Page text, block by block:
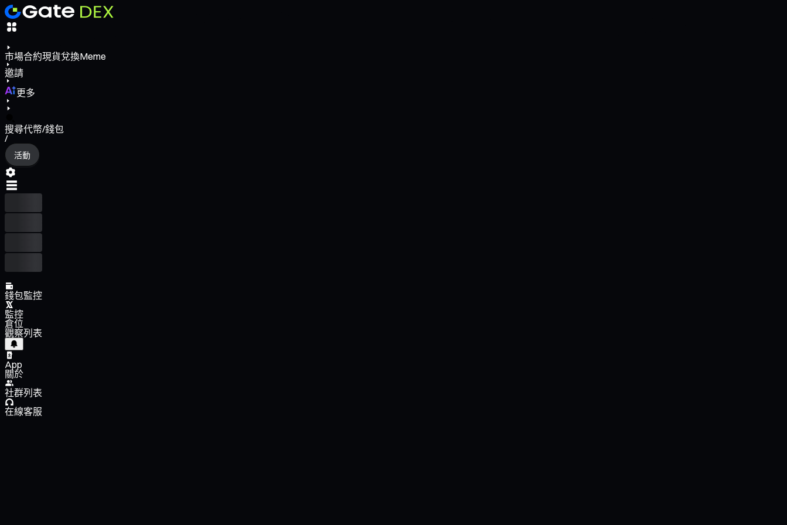
市場合約現貨兌換Meme
邀請
更多
搜尋代幣/錢包
/
活動
錢包監控
監控
倉位
觀察列表
App
關於
社群列表
在線客服